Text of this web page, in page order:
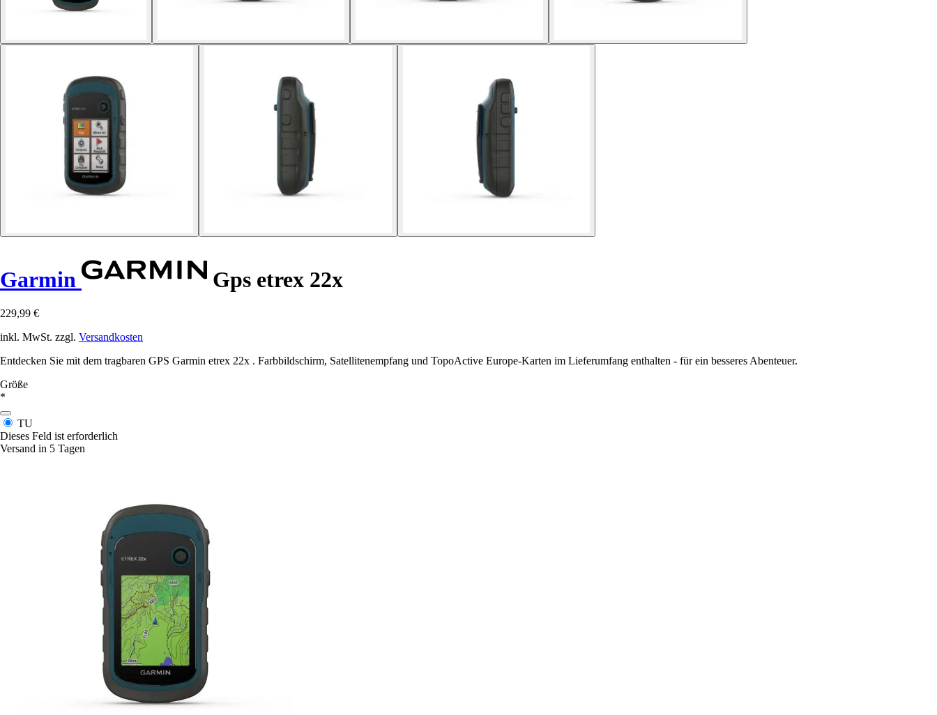
Garmin Gps etrex 22x
229,99 €
inkl. MwSt. zzgl. Versandkosten
Entdecken Sie mit dem tragbaren GPS Garmin etrex 22x . Farbbildschirm, Satellitenempfang und TopoActive Europe-Karten im Lieferumfang enthalten - für ein besseres Abenteuer.
Größe
*
TU
Dieses Feld ist erforderlich
Versand in 5 Tagen